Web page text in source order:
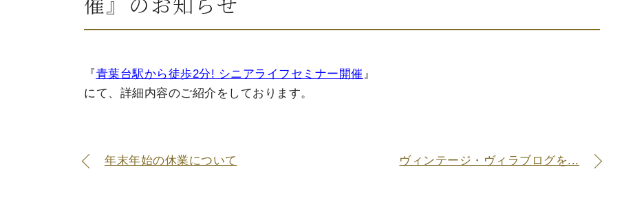
『青葉台駅から徒歩2分! シニアライフセミナー開催 』
にて、詳細内容のご紹介をしております。
年末年始の休業について ヴィンテージ・ヴィラブログを...